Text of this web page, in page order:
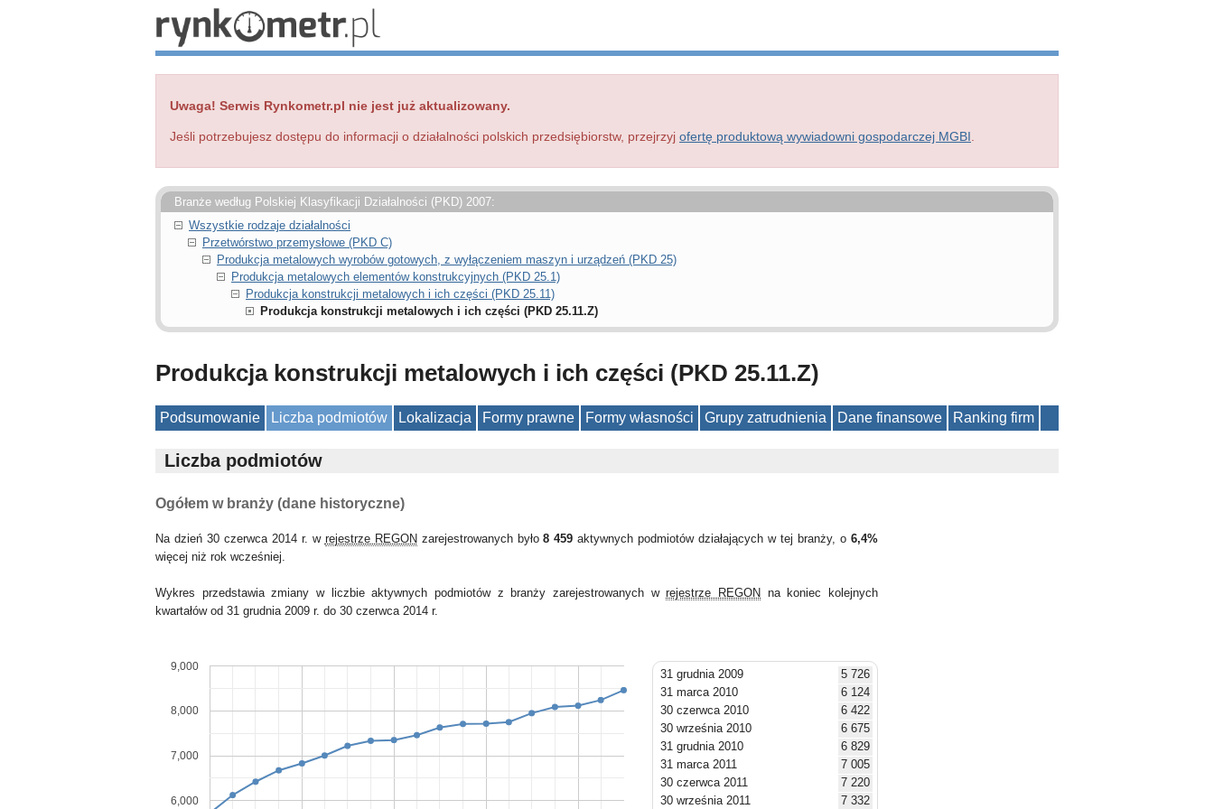
Uwaga! Serwis Rynkometr.pl nie jest już aktualizowany.
Jeśli potrzebujesz dostępu do informacji o działalności polskich przedsiębiorstw, przejrzyj ofertę produktową wywiadowni gospodarczej MGBI
Branże według Polskiej Klasyfikacji Działalności (PKD) 2007:
Wszystkie rodzaje działalności
Przetwórstwo przemysłowe (PKD C)
Produkcja metalowych wyrobów gotowych, z wyłączeniem maszyn i urządzeń (PKD 25)
Produkcja metalowych elementów konstrukcyjnych (PKD 25.1)
Produkcja konstrukcji metalowych i ich części (PKD 25.11)
Produkcja konstrukcji metalowych i ich części (PKD 25.11.Z)
Produkcja konstrukcji metalowych i ich części (PKD 25.11.Z)
Podsumowanie Liczba podmiotów Lokalizacja Formy prawne Formy własności Grupy zatrudnienia Dane finansowe Ranking firm
Liczba podmiotów
Ogółem w branży (dane historyczne)
Na dzień 30 czerwca 2014 r. w rejestrze REGON zarejestrowanych było8 459 aktywnych podmiotów działających w tej branży, o6,4%
więcej niż rok wcześniej.
Wykres przedstawia zmiany w liczbie aktywnych podmiotów z branży zarejestrowanych wrejestrze REGON na koniec kolejnych
kwartałów od 31 grudnia 2009 r. do 30 czerwca 2014 r.
6,000
7,000
8,000
9,000
31 grudnia 2009
5 726
31 marca 2010
6 124
30 czerwca 2010
6 422
30 września 2010
6 675
31 grudnia 2010
6 829
31 marca 2011
7 005
30 czerwca 2011
7 220
30 września 2011
7 332